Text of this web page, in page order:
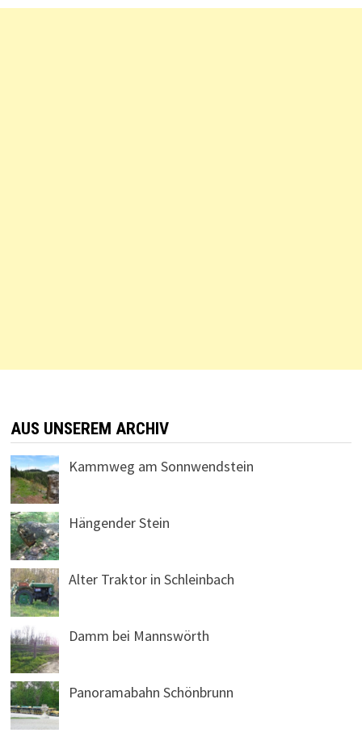
AUS UNSEREM ARCHIV
Kammweg am Sonnwendstein
Hängender Stein
Alter Traktor in Schleinbach
Damm bei Mannswörth
Panoramabahn Schönbrunn